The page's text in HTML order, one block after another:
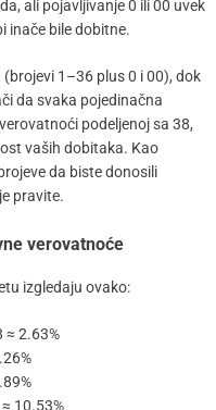
ali pojavljivanje 0 ili 00 uvek
inače bile dobitne.
1–36 plus 0 i 00), dok
da svaka pojedinačna
podeljenoj sa 38,
vaših dobitaka. Kao
da biste donosili
pravite.
verovatnoće
izgledaju ovako:
≈ 2.63%
10.53%